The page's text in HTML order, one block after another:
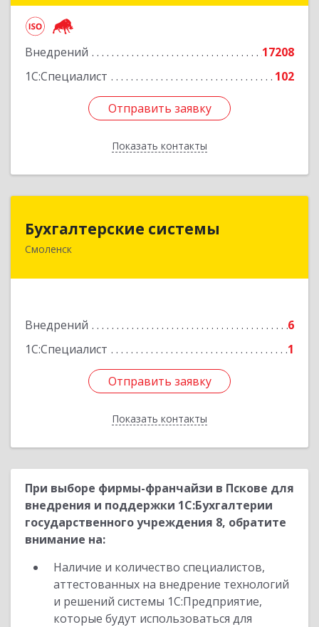
Внедрений
17208
1С:Специалист
102
Отправить заявку
Показать контакты
Отправить заявку
Назад
Бухгалтерские системы
Смоленск
Внедрений
6
1С:Специалист
1
Отправить заявку
Показать контакты
Отправить заявку
Назад
При выборе фирмы-франчайзи в Пскове для
внедрения и поддержки 1С:Бухгалтерии
государственного учреждения 8, обратите
внимание на:
Наличие и количество специалистов,
аттестованных на внедрение технологий
и решений системы 1С:Предприятие,
которые будут использоваться для